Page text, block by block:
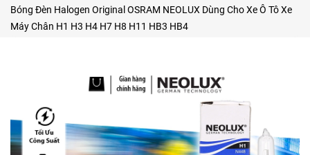
Bóng Đèn Halogen Original OSRAM NEOLUX Dùng Cho Xe Ô Tô Xe
Máy Chân H1 H3 H4 H7 H8 H11 HB3 HB4